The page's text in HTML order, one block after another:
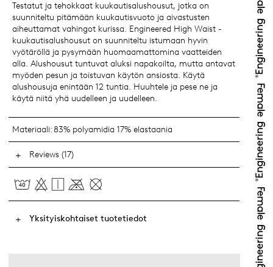
Testatut ja tehokkaat kuukautisalushousut, jotka on
suunniteltu pitämään kuukautisvuoto ja aivastusten
aiheuttamat vahingot kurissa. Engineered High Waist -
kuukautisalushousut on suunniteltu istumaan hyvin
vyötäröllä ja pysymään huomaamattomina vaatteiden
alla. Alushousut tuntuvat aluksi napakoilta, mutta antavat
myöden pesun ja toistuvan käytön ansiosta. Käytä
alushousuja enintään 12 tuntia. Huuhtele ja pese ne ja
käytä niitä yhä uudelleen ja uudelleen.
Materiaali:83% polyamidia 17% elastaania
Reviews (17)
Yksityiskohtaiset tuotetiedot